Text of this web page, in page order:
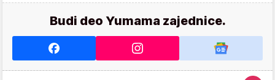
Budi deo Yumama zajednice.